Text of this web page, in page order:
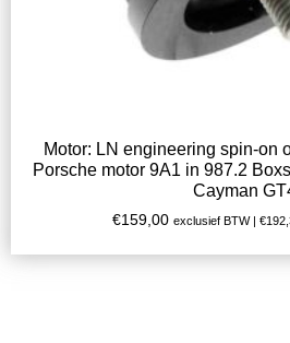
Motor: LN engineering spin-on
Porsche motor 9A1 in 987.2
Cayman
€159,00 exclusief BTW | €